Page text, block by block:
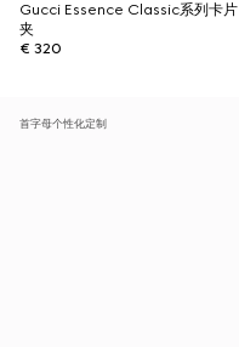
Gucci Essence Classic系列卡片
夹
€ 320
首字母个性化定制